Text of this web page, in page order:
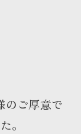
のご厚意で
。